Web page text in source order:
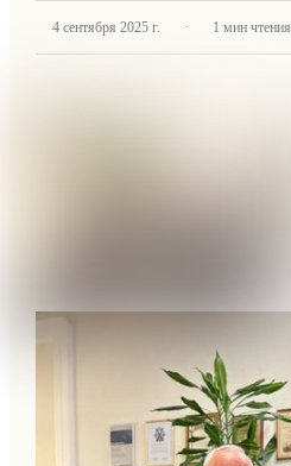
4 сентября 2025 г. · 1 мин чтения